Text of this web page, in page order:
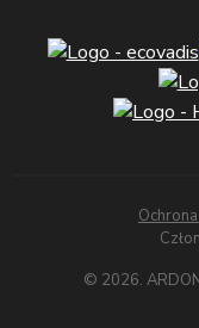
© 2026.